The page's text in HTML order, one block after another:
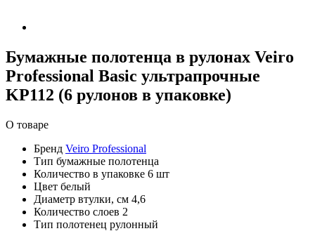
Бумажные полотенца в рулонах Veiro
Professional Basic ультрапрочные
KP112 (6 рулонов в упаковке)
О товаре
Бренд Veiro Professional
Тип бумажные полотенца
Количество в упаковке 6 шт
Цвет белый
Диаметр втулки, см 4,6
Количество слоев 2
Тип полотенец рулонный